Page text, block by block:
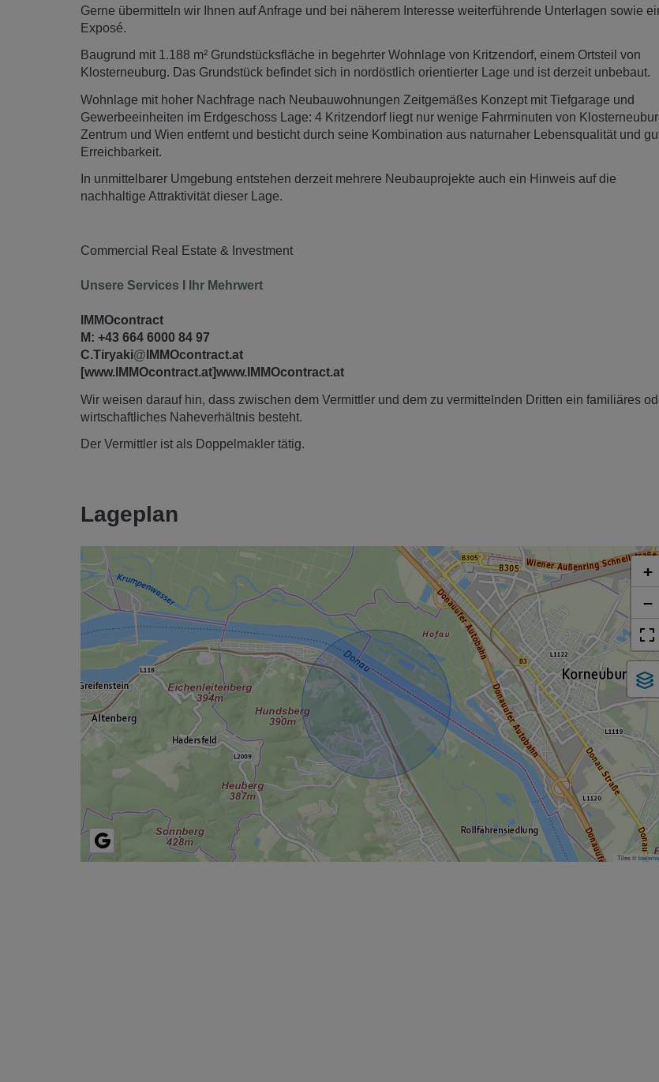
Gerne übermitteln wir Ihnen auf Anfrage und bei näherem Interesse weiterführende Unterlagen sowie
Exposé.
Baugrund mit 1.188 m² Grundstücksfläche in begehrter Wohnlage von Kritzendorf, einem Ortsteil von
Klosterneuburg. Das Grundstück befindet sich in nordöstlich orientierter Lage und ist derzeit unbebaut.
Wohnlage mit hoher Nachfrage nach Neubauwohnungen Zeitgemäßes Konzept mit Tiefgarage und
Gewerbeeinheiten im Erdgeschoss Lage: 4 Kritzendorf liegt nur wenige Fahrminuten von
Zentrum und Wien entfernt und besticht durch seine Kombination aus naturnaher Lebensqualität und
Erreichbarkeit.
In unmittelbarer Umgebung entstehen derzeit mehrere Neubauprojekte auch ein Hinweis auf die
nachhaltige Attraktivität dieser Lage.
Commercial Real Estate & Investment
Unsere Services I Ihr Mehrwert
IMMOcontract
M: +43 664 6000 84 97
C.Tiryaki@ IMMOcontract.at
[www.IMMOcontract.at]www.IMMOcontract.at
Wir weisen darauf hin, dass zwischen dem Vermittler und dem zu vermittelnden Dritten ein familiäres
wirtschaftliches Naheverhältnis besteht.
Der Vermittler ist als Doppelmakler tätig.
Lageplan
+
−
Tiles ©